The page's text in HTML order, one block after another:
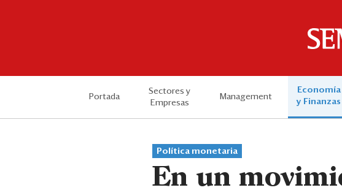
Portada
Sectores y
Empresas
Management
Economía
y Finanzas
Política monetaria
En un